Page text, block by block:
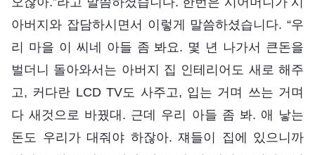
아버지와 잡담하시면서 이렇게 말씀하셨습니다. “우
리 마을 이 씨네 아들 좀 봐요. 몇 년 나가서 큰돈을
벌더니 돌아와서는 아버지 집 인테리어도 새로 해주
고, 커다란 LCD TV도 사주고, 입는 거며 쓰는 거며
다 새것으로 바꿨대. 근데 우리 아들 좀 봐. 애 낳는
돈도 우리가 대줘야 하잖아. 쟤들이 집에 있으니까